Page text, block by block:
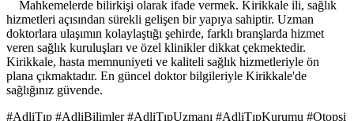
Mahkemelerde bilirkişi olarak ifade vermek. Kirikkale ili, sağlık
hizmetleri açısından sürekli gelişen bir yapıya sahiptir. Uzman
doktorlara ulaşımın kolaylaştığı şehirde, farklı branşlarda hizmet
veren sağlık kuruluşları ve özel klinikler dikkat çekmektedir.
Kirikkale, hasta memnuniyeti ve kaliteli sağlık hizmetleriyle ön
plana çıkmaktadır. En güncel doktor bilgileriyle Kirikkale'de
sağlığınız güvende.
#AdliTıp #AdliBilimler #AdliTıpUzmanı #AdliTıpKurumu #Otopsi